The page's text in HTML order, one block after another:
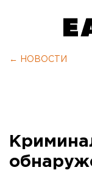
← НОВОСТИ